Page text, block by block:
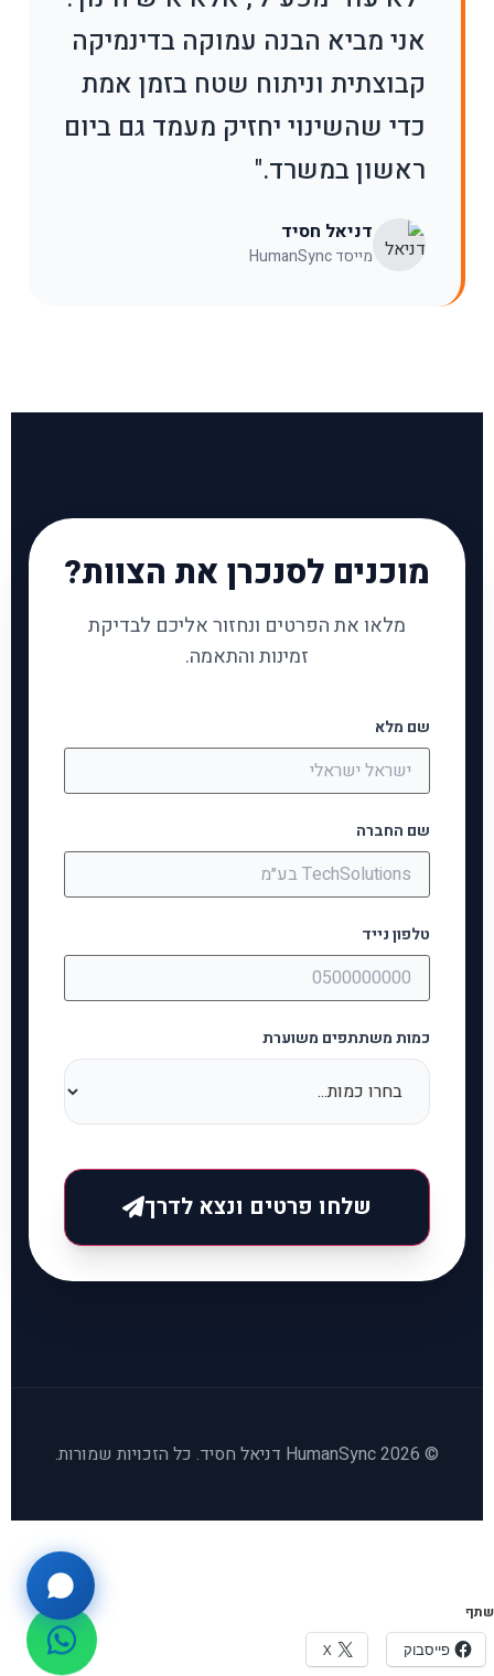
אני מביא הבנה עמוקה בדינמיקה
קבוצתית וניתוח שטח בזמן אמת
כדי שהשינוי יחזיק מעמד גם ביום
ראשון במשרד."
דניאל חסיד
מייסד HumanSync
מוכנים לסנכרן את הצוות?
מלאו את הפרטים ונחזור אליכם לבדיקת
זמינות והתאמה.
שם מלא
שם החברה
טלפון נייד
כמות משתתפים משוערת
שלחו פרטים ונצא לדרך
© 2026 HumanSync דניאל חסיד. כל הזכויות שמורות.
שתף
פייסבוק
X